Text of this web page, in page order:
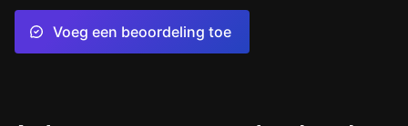
Voeg een beoordeling toe